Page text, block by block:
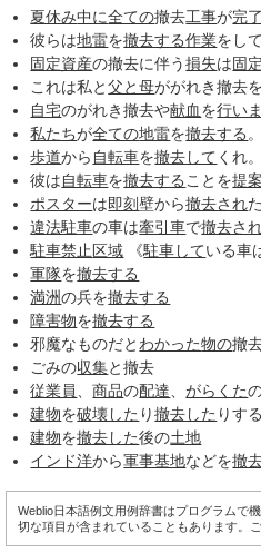
夏休み中に全ての撤去工事が完
彼らは地雷を撤去する作業をし
固定資産の撤去に伴う損失は固
これは私と父と母ががれき撤去
自宅のがれき撤去や献血を行い
私たちが全ての地雷を撤去する 。
歩道から 自転車を撤去して くれ。
彼は自転車を撤去する ことを提
ポスターは即刻壁から撤去され
違法駐車の車は牽引車で撤去さ
駐車禁止区域 《駐車している車
軍隊を撤去する
満洲の兵を撤去する
障害物を撤去する
邪魔なものだと わかった物の撤
ごみの収集と撤去
従業員
、商品の配達 、がらくた
建物を破壊した り撤去した りす
建物を撤去した後の土地
インド洋から軍事基地などを撤
Weblio日本語例文用例辞書はプログラムで
切な項目が含まれていることもあります。